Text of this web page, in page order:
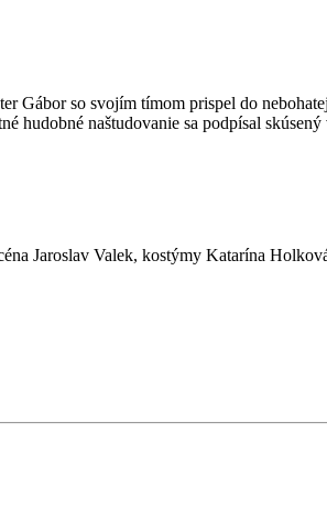
Gábor so svojím tímom prispel do
hudobné naštudovanie sa podpísal
Jaroslav Valek, kostýmy Katarína